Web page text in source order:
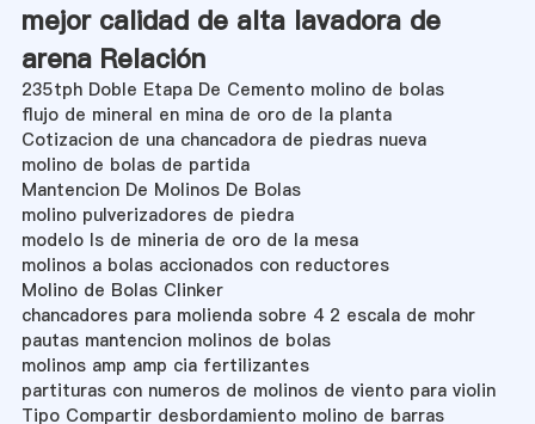
mejor calidad de alta lavadora de
arena Relación
235tph Doble Etapa De Cemento molino de bolas
flujo de mineral en mina de oro de la planta
Cotizacion de una chancadora de piedras nueva
molino de bolas de partida
Mantencion De Molinos De Bolas
molino pulverizadores de piedra
modelo ls de mineria de oro de la mesa
molinos a bolas accionados con reductores
Molino de Bolas Clinker
chancadores para molienda sobre 4 2 escala de mohr
pautas mantencion molinos de bolas
molinos amp amp cia fertilizantes
partituras con numeros de molinos de viento para violin
Tipo Compartir desbordamiento molino de barras